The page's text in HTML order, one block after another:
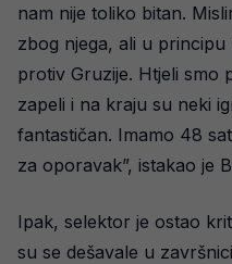
nam nije toliko bitan.
zbog njega, ali u
protiv Gruzije. Htjeli smo
zapeli i na kraju su neki
fantastičan. Imamo 48
za oporavak”, istakao je
Ipak, selektor je ostao
su se dešavale u